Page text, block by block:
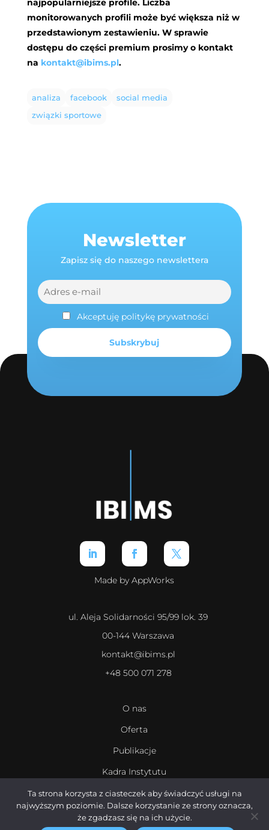
najpopularniejsze profile. Liczba
monitorowanych profili może być większa niż w
przedstawionym zestawieniu. W sprawie
dostępu do części premium prosimy o kontakt
na kontakt@ibims.pl.
analiza facebook
social media
związki sportowe
Newsletter
Zapisz się do naszego newslettera
Akceptuję politykę prywatności
Made by AppWorks
ul. Aleja Solidarności 95/99 lok. 39
00-144 Warszawa
kontakt@ibims.pl
+48 500 071 278
O nas
Oferta
Publikacje
Kadra Instytutu
Kariera
Ta strona korzysta z ciasteczek aby świadczyć usługi na
najwyższym poziomie. Dalsze korzystanie ze strony oznacza,
że zgadzasz się na ich użycie.